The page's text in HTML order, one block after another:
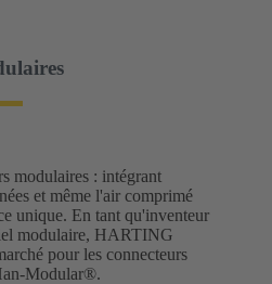
modulaires : intégrant
et même l'air comprimé
unique. En tant qu'inventeur
modulaire, HARTING
pour les connecteurs
Modular®.